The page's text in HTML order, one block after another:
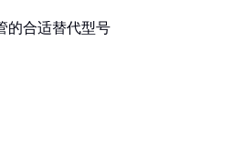
的合适替代型号